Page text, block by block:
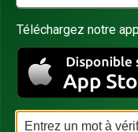
Téléchargez notre